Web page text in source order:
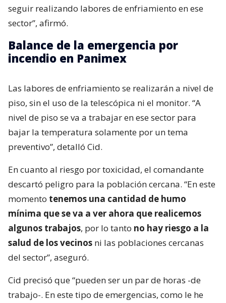
seguir realizando labores de enfriamiento en ese
sector”, afirmó.
Balance de la emergencia por
incendio en Panimex
Las labores de enfriamiento se realizarán a nivel de
piso, sin el uso de la telescópica ni el monitor. “A
nivel de piso se va a trabajar en ese sector para
bajar la temperatura solamente por un tema
preventivo”, detalló Cid.
En cuanto al riesgo por toxicidad, el comandante
descartó peligro para la población cercana. “En este
momento tenemos una cantidad de humo
mínima que se va a ver ahora que realicemos
algunos trabajos, por lo tanto no hay riesgo a la
salud de los vecinos ni las poblaciones cercanas
del sector”, aseguró.
Cid precisó que “pueden ser un par de horas -de
trabajo-. En este tipo de emergencias, como le he